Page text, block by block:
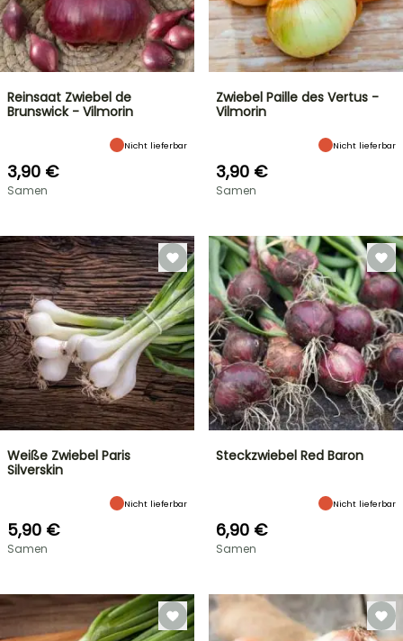
Reinsaat Zwiebel de
Brunswick - Vilmorin
Nicht lieferbar
3,90 €
Samen
Zwiebel Paille des Vertus -
Vilmorin
Nicht lieferbar
3,90 €
Samen
Weiße Zwiebel Paris
Silverskin
Nicht lieferbar
5,90 €
Samen
Steckzwiebel Red Baron
Nicht lieferbar
6,90 €
Samen